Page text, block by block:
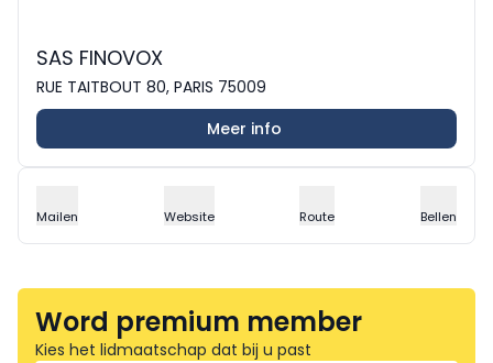
SAS FINOVOX
RUE TAITBOUT 80, PARIS 75009
Meer info
Mailen Website Route Bellen
Word premium member
Kies het lidmaatschap dat bij u past